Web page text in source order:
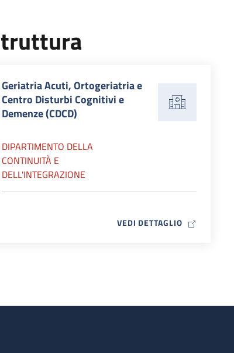
Geriatria Acuti, Ortogeriatria e
Centro Disturbi Cognitivi e
Demenze (CDCD)
DIPARTIMENTO DELLA
CONTINUITÀ E
DELL'INTEGRAZIONE
VEDI DETTAGLIOMAP ICON